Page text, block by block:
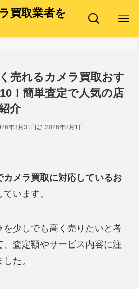
買取業者を
売れるカメラ買取おす
！簡単査定で人気の店
介
年3月31日 2026年8月1日
カメラ買取に対応しているお
います。
少しでも高く売りたいと考
、査定額やサービス内容に注
た。